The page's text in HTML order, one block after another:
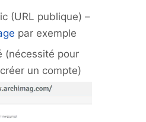
(URL publique) –
par exemple
(nécessité pour
un compte)